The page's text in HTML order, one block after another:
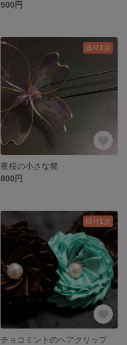
500円
残り1点
夜桜の小さな簪
800円
残り1点
チョコミントのヘアクリップ